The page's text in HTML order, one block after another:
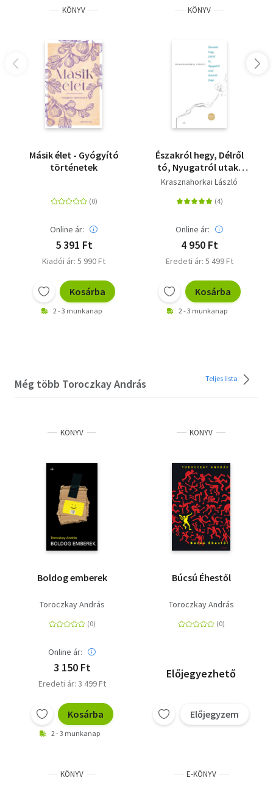
KÖNYV
Másik élet - Gyógyító
történetek
Online ár:
5 391 Ft
Kiadói ár: 5 990 Ft
Kosárba
2 - 3 munkanap
KÖNYV
Északról hegy, Délről
tó, Nyugatról utak,
Keletről folyó
Krasznahorkai László
Online ár:
4 950 Ft
Eredeti ár: 5 499 Ft
Kosárba
2 - 3 munkanap
Még több Toroczkay András Teljes lista
KÖNYV
Boldog emberek
Toroczkay András
Online ár:
3 150 Ft
Eredeti ár: 3 499 Ft
Kosárba
2 - 3 munkanap
KÖNYV
Búcsú Éhestől
Toroczkay András
Előjegyezhető
Előjegyzem
KÖNYV E-KÖNYV